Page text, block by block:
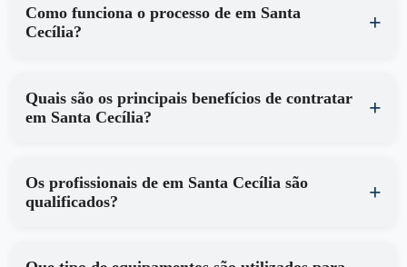
Como funciona o processo de em Santa
Cecília?
Quais são os principais benefícios de contratar
em Santa Cecília?
Os profissionais de em Santa Cecília são
qualificados?